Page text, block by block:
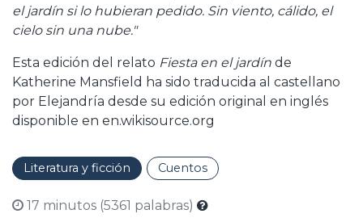
el jardín si lo hubieran pedido. Sin viento, cálido, el
cielo sin una nube."
Esta edición del relato Fiesta en el jardín de
Katherine Mansfield ha sido traducida al castellano
por Elejandría desde su edición original en inglés
disponible en en.wikisource.org
Literatura y ficción Cuentos
17 minutos (5361 palabras)